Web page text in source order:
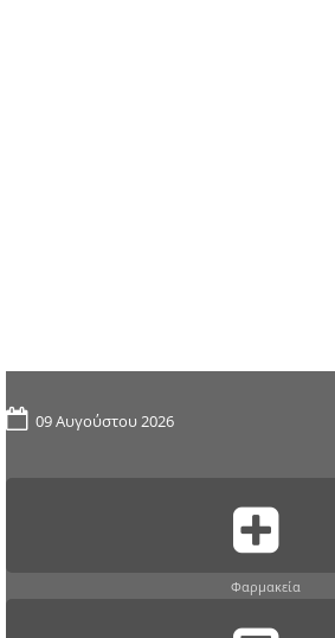
09 Αυγούστου 2026
Φαρμακεία